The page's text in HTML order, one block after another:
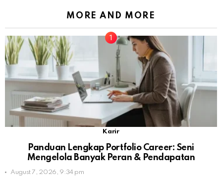
MORE AND MORE
Karir
Panduan Lengkap Portfolio Career: Seni
Mengelola Banyak Peran & Pendapatan
August 7, 2026, 9:34 pm